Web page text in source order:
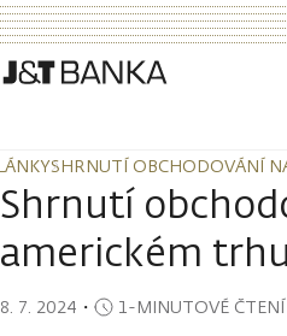
SHRNUTÍ OBCHODOVÁNÍ
SHRNUTÍ OBCHODOVÁNÍ
Shrnutí
americkém trhu
8. 7. 2024 ・ 1-MINUTOVÉ ČTENÍ